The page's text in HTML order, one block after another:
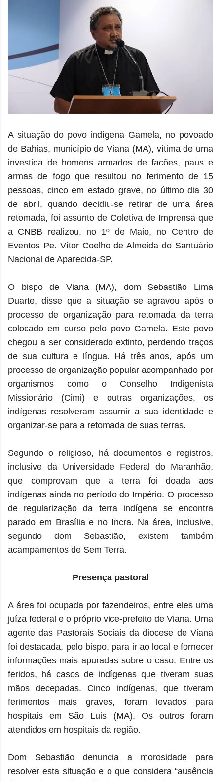
A situação do povo indígena Gamela, no povoado
de Bahias, município de Viana (MA), vítima de uma
investida de homens armados de facões, paus e
armas de fogo que resultou no ferimento de 15
pessoas, cinco em estado grave, no último dia 30
de abril, quando decidiu-se retirar de uma área
retomada, foi assunto de Coletiva de Imprensa que
a CNBB realizou, no 1º de Maio, no Centro de
Eventos Pe. Vítor Coelho de Almeida do Santuário
Nacional de Aparecida-SP.
O bispo de Viana (MA), dom Sebastião Lima
Duarte, disse que a situação se agravou após o
processo de organização para retomada da terra
colocado em curso pelo povo Gamela. Este povo
chegou a ser considerado extinto, perdendo traços
de sua cultura e língua. Há três anos, após um
processo de organização popular acompanhado por
organismos como o Conselho Indigenista
Missionário (Cimi) e outras organizações, os
indígenas resolveram assumir a sua identidade e
organizar-se para a retomada de suas terras.
Segundo o religioso, há documentos e registros,
inclusive da Universidade Federal do Maranhão,
que comprovam que a terra foi doada aos
indígenas ainda no período do Império. O processo
de regularização da terra indígena se encontra
parado em Brasília e no Incra. Na área, inclusive,
segundo dom Sebastião, existem também
acampamentos de Sem Terra.
Presença pastoral
A área foi ocupada por fazendeiros, entre eles uma
juíza federal e o próprio vice-prefeito de Viana. Uma
agente das Pastorais Sociais da diocese de Viana
foi destacada, pelo bispo, para ir ao local e fornecer
informações mais apuradas sobre o caso. Entre os
feridos, há casos de indígenas que tiveram suas
mãos decepadas. Cinco indígenas, que tiveram
ferimentos mais graves, foram levados para
hospitais em São Luis (MA). Os outros foram
atendidos em hospitais da região.
Dom Sebastião denuncia a morosidade para
resolver esta situação e o que considera “ausência